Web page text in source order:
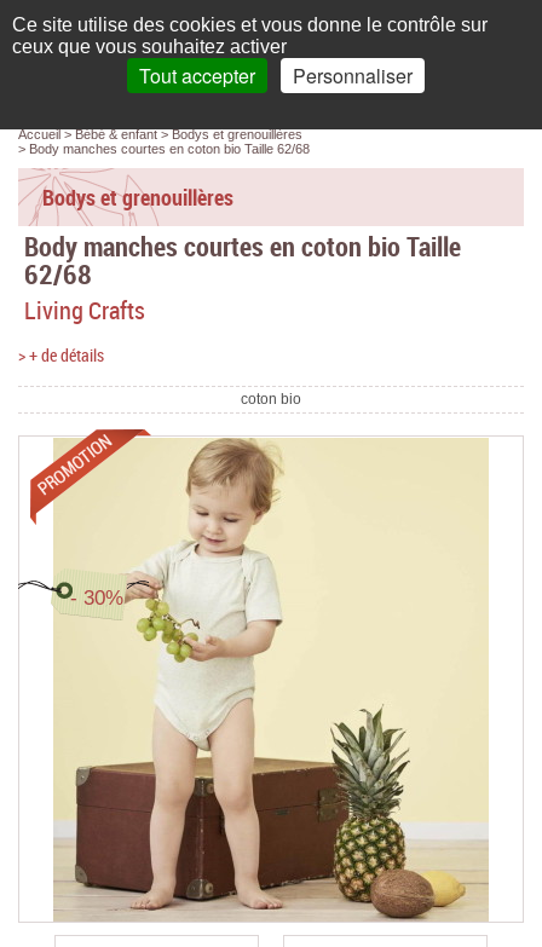
L'élégance au naturel
compte
Français
Recherche
Accueil
Femme
Homme
Bébé & enfant
Chaussures & Sacs
Accessoires
Linge de maison
Chèques Cadeaux
Accueil Bébé & enfant
Bodys et grenouillères
Body manches courtes en coton bio Taille 62/68
Bodys et grenouillères
Body manches courtes en coton bio Taille
62/68
Living Crafts
> + de détails
coton bio
Promotions
- 30%
Panneau de gestion des cookies
Ce site utilise des cookies et vous donne le contrôle sur
ceux que vous souhaitez activer
Tout accepter Personnaliser